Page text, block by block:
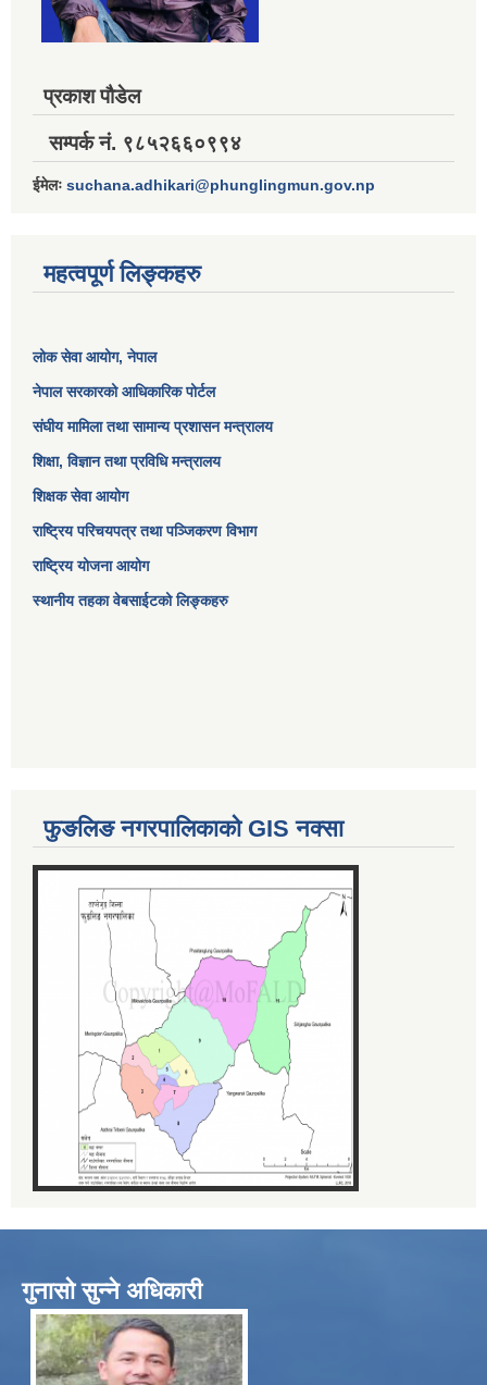
प्रकाश पौडेल
सम्पर्क नं. ९८५२६६०९९४
ईमेलः suchana.adhikari@phunglingmun.gov.np
महत्वपूर्ण लिङ्कहरु
लोक सेवा आयोग, नेपाल
नेपाल सरकारको आधिकारिक पोर्टल
संघीय मामिला तथा सामान्य प्रशासन मन्त्रालय
शिक्षा, विज्ञान तथा प्रविधि मन्त्रालय
शिक्षक सेवा आयोग
राष्ट्रिय परिचयपत्र तथा पञ्जिकरण विभाग
राष्ट्रिय योजना आयोग
स्थानीय तहका वेबसाईटको लिङ्कहरु
फुङलिङ नगरपालिकाको GIS नक्सा
गुनासो सुन्ने अधिकारी